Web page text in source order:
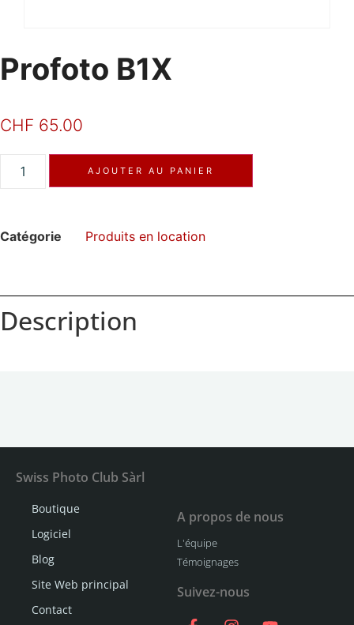
Profoto B1X
CHF 65.00
AJOUTER AU PANIER
Catégorie Produits en location
Description
Swiss Photo Club Sàrl
Boutique
Logiciel
Blog
Site Web principal
Contact
A propos de nous
L'équipe
Témoignages
Suivez-nous